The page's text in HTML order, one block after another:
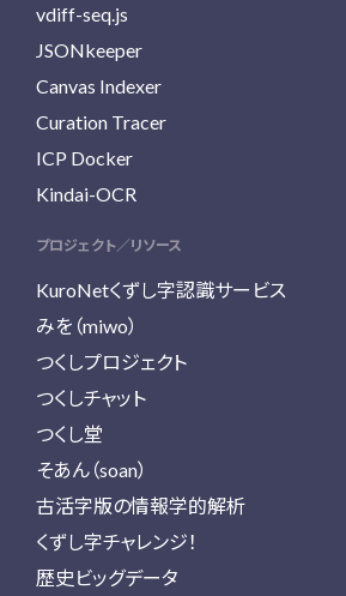
vdiff-seq.js
JSONkeeper
Canvas Indexer
Curation Tracer
ICP Docker
Kindai-OCR
プロジェクト／リソース
KuroNetくずし字認識サービス
みを（miwo）
つくしプロジェクト
つくしチャット
つくし堂
そあん（soan）
古活字版の情報学的解析
くずし字チャレンジ！
歴史ビッグデータ